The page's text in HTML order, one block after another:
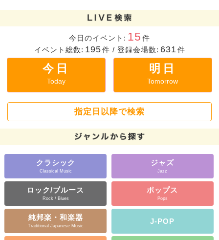
今日のイベント: 15 件
イベント総数: 195件 / 登録会場数: 631 件
今日
Today
明日
Tomorrow
指定日以降で検索
クラシック
Classical Music
ジャズ
Jazz
ロック/ブルース
Rock / Blues
ポップス
Pops
純邦楽・和楽器
Traditional Japanese Music
J-POP